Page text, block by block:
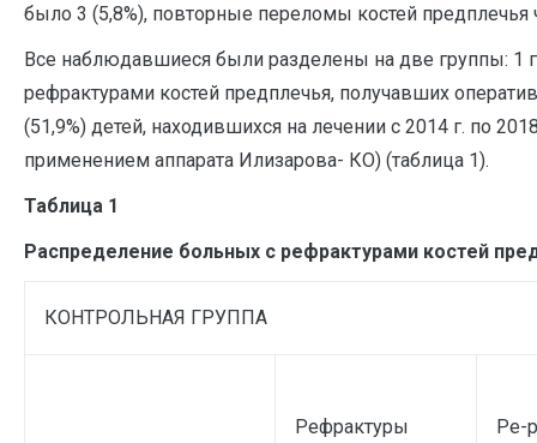
было 3 (5,8%), повторные переломы костей предплечья
Все наблюдавшиеся были разделены на две группы: 1
рефрактурами костей предплечья, получавших
(51,9%) детей, находившихся на лечении с 2014 г. по
применением аппарата Илизарова- КО) (таблица 1).
Таблица 1
Распределение больных с рефрактурами костей
КОНТРОЛЬНАЯ ГРУППА
Рефрактуры Ре-